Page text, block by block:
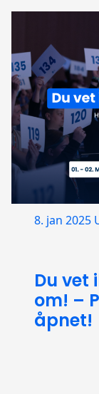
8. jan 2025
Du vet
om! –
åpnet!